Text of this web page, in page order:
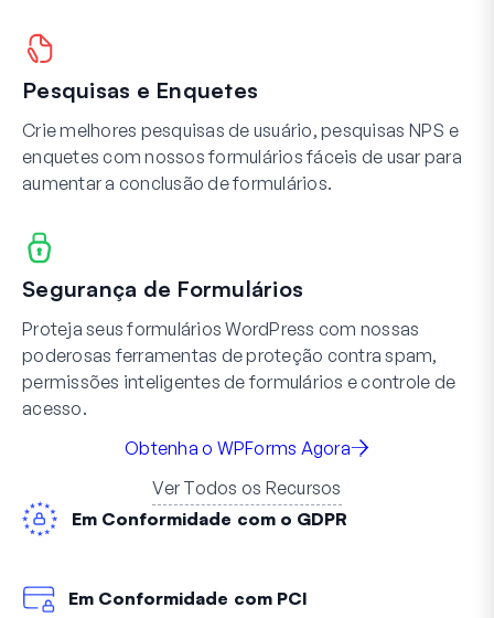
Pesquisas e Enquetes
Crie melhores pesquisas de usuário, pesquisas NPS e
enquetes com nossos formulários fáceis de usar para
aumentar a conclusão de formulários.
Segurança de Formulários
Proteja seus formulários WordPress com nossas
poderosas ferramentas de proteção contra spam,
permissões inteligentes de formulários e controle de
acesso.
Obtenha o WPForms Agora
Ver Todos os Recursos
Em Conformidade com o GDPR
Em Conformidade com PCI